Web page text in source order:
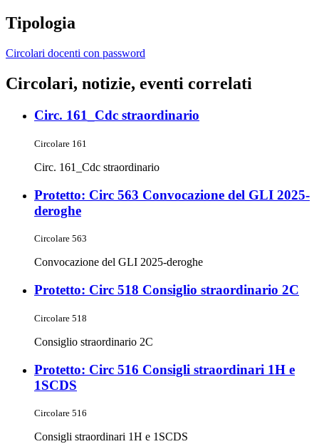
Tipologia
Circolari docenti con password
Circolari, notizie, eventi correlati
Circ. 161_Cdc straordinario
Circolare 161
Circ. 161_Cdc straordinario
Protetto: Circ 563 Convocazione del GLI 2025-
deroghe
Circolare 563
Convocazione del GLI 2025-deroghe
Protetto: Circ 518 Consiglio straordinario 2C
Circolare 518
Consiglio straordinario 2C
Protetto: Circ 516 Consigli straordinari 1H e
1SCDS
Circolare 516
Consigli straordinari 1H e 1SCDS